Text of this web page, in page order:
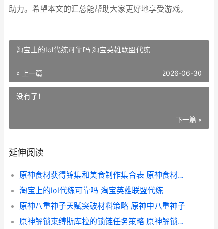
助力。希望本文的汇总能帮助大家更好地享受游戏。
淘宝上的lol代练可靠吗 淘宝英雄联盟代练
« 上一篇 2026-06-30
没有了！
下一篇 »
延伸阅读
原神食材获得锦集和美食制作集合表 原神食材在哪呀成就
淘宝上的lol代练可靠吗 淘宝英雄联盟代练
原神八重神子天赋突破材料策略 原神中八重神子
原神解锁束缚斯库拉的锁链任务策略 原神解锁束缚斯库拉怎么解锁